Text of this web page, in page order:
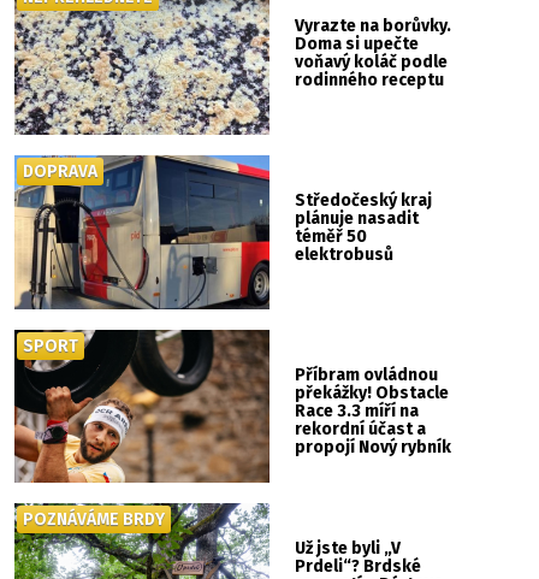
Vyrazte na borůvky.
Doma si upečte
voňavý koláč podle
rodinného receptu
Středočeský kraj
plánuje nasadit
téměř 50
elektrobusů
DOPRAVA
Příbram ovládnou
překážky! Obstacle
Race 3.3 míří na
rekordní účast a
propojí Nový rybník
SPORT
Už jste byli „V
Prdeli“? Brdské
POZNÁVÁME BRDY